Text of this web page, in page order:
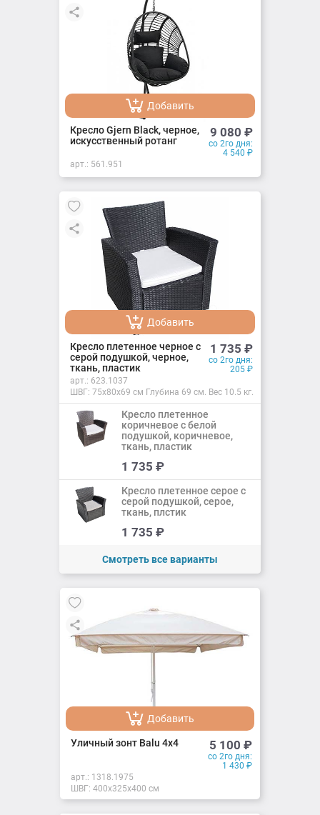
Добавить
Добавлено
Кресло Gjern Black, черное,
искусственный ротанг
9 080 ₽
со 2го дня:
4 540 ₽
арт.: 561.951
Добавить
Добавлено
Кресло плетенное черное с
серой подушкой, черное,
ткань, пластик
1 735 ₽
со 2го дня:
205 ₽
арт.: 623.1037
ШВГ: 75х80х69 см Глубина 69 см. Вес 10.5 кг.
Добавлено
Кресло плетенное
коричневое с белой
подушкой, коричневое,
ткань, пластик
1 735 ₽
Добавить
Кресло плетенное серое с
серой подушкой, серое,
ткань, плстик
1 735 ₽
Смотреть все варианты
Добавить
Добавлено
Уличный зонт Balu 4х4 5 100 ₽
со 2го дня:
1 430 ₽
арт.: 1318.1975
ШВГ: 400х325х400 см